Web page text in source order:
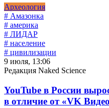
Археология
# Амазонка
# америка
# ЛИДАР
# население
# цивилизации
9 июля, 13:06
Редакция Naked Science
YouTube в России
в отличие от «VK